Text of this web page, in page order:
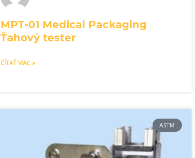
MPT-01 Medical Packaging
Ťahový tester
ČÍTAŤ VIAC »
ASTM